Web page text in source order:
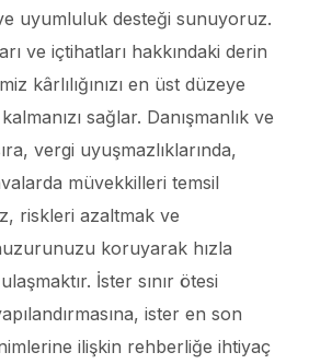
uyumluluk desteği sunuyoruz.
ve içtihatları hakkındaki derin
kârlılığınızı en üst düzeye
sağlar. Danışmanlık ve
vergi uyuşmazlıklarında,
müvekkilleri temsil
riskleri azaltmak ve
koruyarak hızla
İster sınır ötesi
ister en son
ilişkin rehberliğe ihtiyaç